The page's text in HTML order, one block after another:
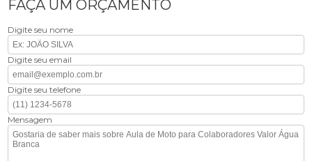
FAÇA UM ORÇAMENTO
Digite seu nome
Digite seu email
Digite seu telefone
Mensagem